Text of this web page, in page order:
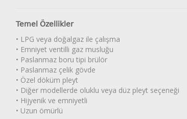
Temel Özellikler
• LPG veya doğalgaz ile çalışma
• Emniyet ventilli gaz musluğu
• Paslanmaz boru tipi brülör
• Paslanmaz çelik gövde
• Özel döküm pleyt
• Diğer modellerde oluklu veya düz pleyt seçeneği
• Hijyenik ve emniyetli
• Uzun ömürlü